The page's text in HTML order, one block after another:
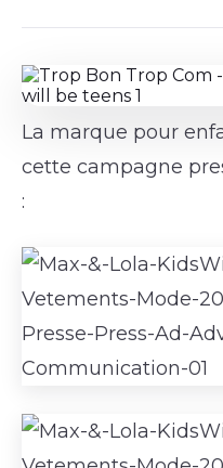
La marque pour
cette campagne
: